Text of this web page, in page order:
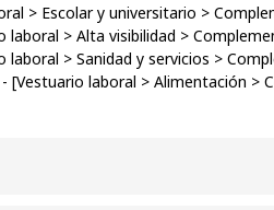
> Escolar y universitario >
laboral > Alta visibilidad >
laboral > Sanidad y servicios >
[Vestuario laboral > Alimentación >